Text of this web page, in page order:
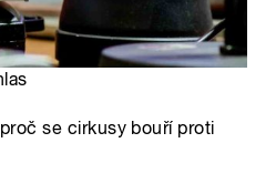
se cirkusy bouří proti